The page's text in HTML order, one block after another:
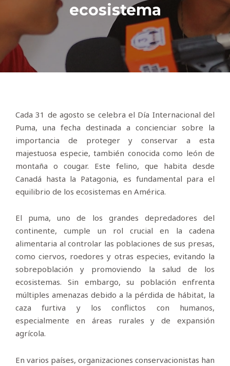
ecosistema
Cada 31 de agosto se celebra el Día Internacional del
Puma, una fecha destinada a concienciar sobre la
importancia de proteger y conservar a esta
majestuosa especie, también conocida como león de
montaña o cougar. Este felino, que habita desde
Canadá hasta la Patagonia, es fundamental para el
equilibrio de los ecosistemas en América.
El puma, uno de los grandes depredadores del
continente, cumple un rol crucial en la cadena
alimentaria al controlar las poblaciones de sus presas,
como ciervos, roedores y otras especies, evitando la
sobrepoblación y promoviendo la salud de los
ecosistemas. Sin embargo, su población enfrenta
múltiples amenazas debido a la pérdida de hábitat, la
caza furtiva y los conflictos con humanos,
especialmente en áreas rurales y de expansión
agrícola.
En varios países, organizaciones conservacionistas han